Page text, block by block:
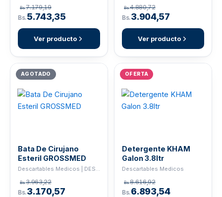
Bs.7.179,19
Bs.5.743,35
Ver producto
Bs.4.880,72
Bs.3.904,57
Ver producto
AGOTADO
Bata De Cirujano
Esteril GROSSMED
Descartables Medicos | DESCARTABLE
Bs.3.963,22
Bs.3.170,57
OFERTA
Detergente KHAM
Galon 3.8ltr
Descartables Medicos
Bs.8.616,92
Bs.6.893,54